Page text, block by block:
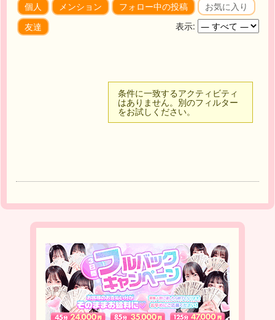
個人 メンション フォロー中の投稿
お気に入り
友達
表示:
条件に一致するアクティビティ
はありません。別のフィルター
をお試しください。